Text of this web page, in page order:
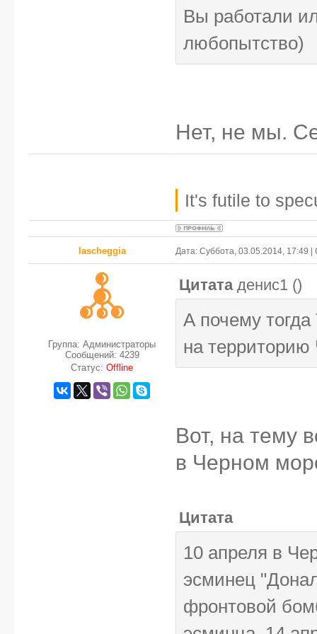
Вы работали
любопытство)
Нет, не мы.
It's futile to
lascheggia Дата: Суббота, 03.05.2014, 17:49
Группа: Администраторы
Сообщений: 4239
Статус: Offline
Цитата денис1 ()
А почему
на территорию
Вот, на тему
в Черном
Цитата
10 апреля в
эсминец
фронтовой